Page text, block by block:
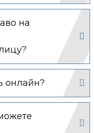
на
онлайн?